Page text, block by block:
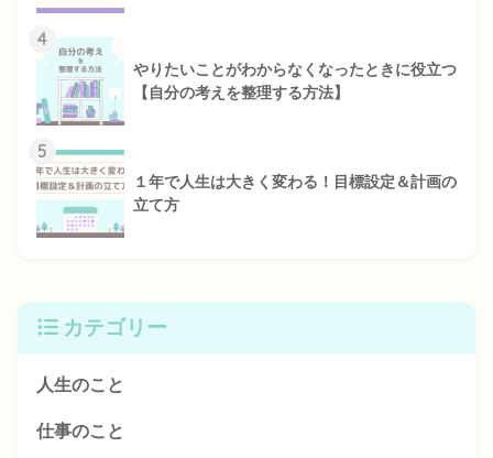
4
やりたいことがわからなくなったときに役立つ
【自分の考えを整理する方法】
5
１年で人生は大きく変わる！目標設定＆計画の
立て方
カテゴリー
人生のこと
仕事のこと